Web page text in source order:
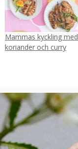
Mammas kyckling med
koriander och curry